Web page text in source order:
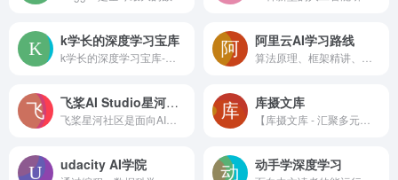
k学长的深度学习宝库 阿里云AI学习路线
飞桨AI Studio星河社区 库摄文库
udacity AI学院 动手学深度学习